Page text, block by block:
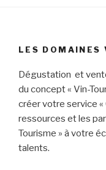
LES DOMAINES
Dégustation et
du concept « Vin-
créer votre service
ressources et les
Tourisme » à votre
talents.